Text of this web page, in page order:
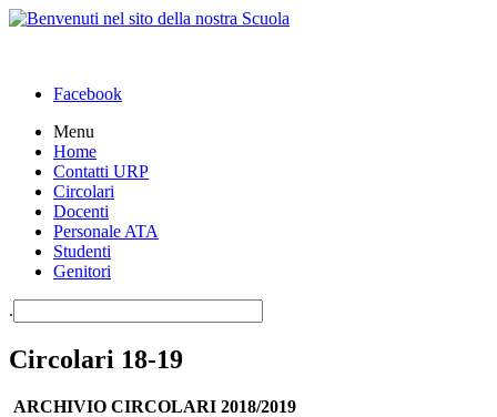
Facebook
Menu
Home
Contatti URP
Circolari
Docenti
Personale ATA
Studenti
Genitori
.
Circolari 18-19
ARCHIVIO CIRCOLARI 2018/2019